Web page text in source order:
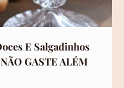
E Salgadinhos
GASTE ALÉM